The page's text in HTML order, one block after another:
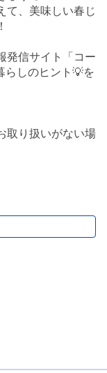
て、美味しい春じ
発信サイト「コー
らしのヒント💡を
取り扱いがない場